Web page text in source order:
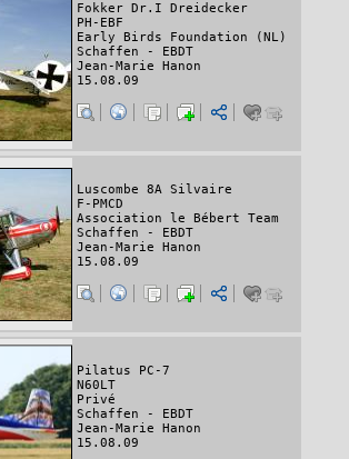
Fokker Dr.I Dreidecker
PH-EBF
Early Birds Foundation (NL)
Schaffen - EBDT
Jean-Marie Hanon
15.08.09
Luscombe 8A Silvaire
F-PMCD
Association le Bébert Team
Schaffen - EBDT
Jean-Marie Hanon
15.08.09
Pilatus PC-7
N60LT
Privé
Schaffen - EBDT
Jean-Marie Hanon
15.08.09